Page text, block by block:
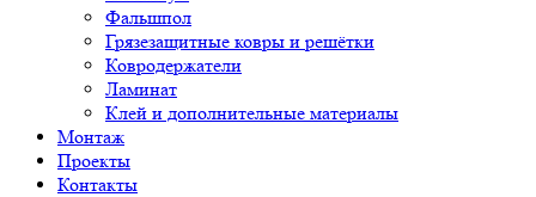
Фальшпол
Грязезащитные ковры и решётки
Ковродержатели
Ламинат
Клей и дополнительные материалы
Монтаж
Проекты
Контакты